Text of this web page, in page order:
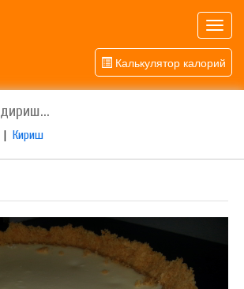
Калькулятор калорий
| Кириш